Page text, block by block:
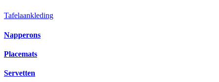
Tafelaankleding
Napperons
Placemats
Servetten